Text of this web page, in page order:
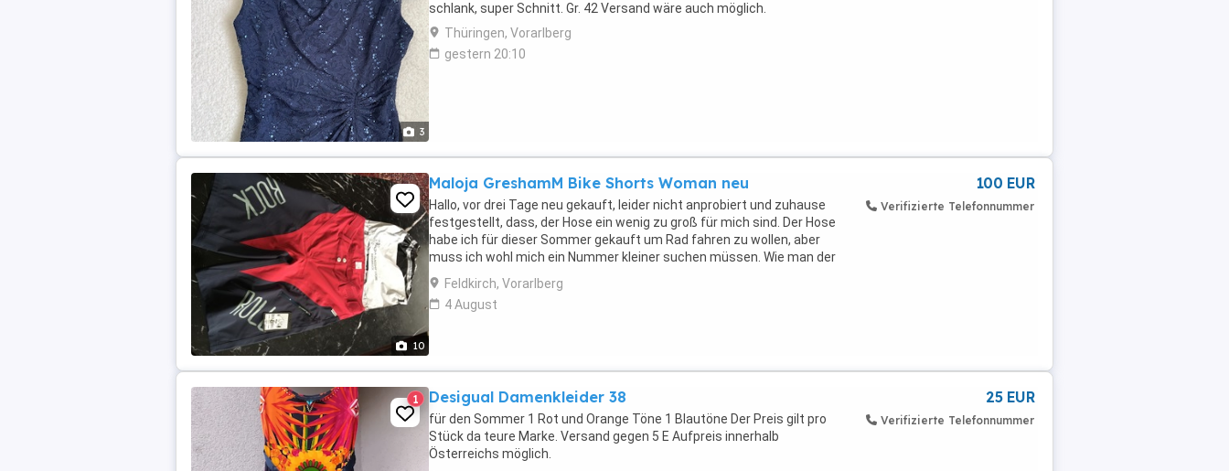
3
schlank, super Schnitt. Gr. 42 Versand wäre auch möglich.
Thüringen, Vorarlberg
gestern 20:10
10
Maloja GreshamM Bike Shorts Woman neu
Hallo, vor drei Tage neu gekauft, leider nicht anprobiert und zuhause
festgestellt, dass, der Hose ein wenig zu groß für mich sind. Der Hose
habe ich für dieser Sommer gekauft um Rad fahren zu wollen, aber
muss ich wohl mich ein Nummer kleiner suchen müssen. Wie man der
Fotos entnehmen kann, habe ...
Feldkirch, Vorarlberg
4 August
100 EUR
Verifizierte Telefonnummer
1 Desigual Damenkleider 38
für den Sommer 1 Rot und Orange Töne 1 Blautöne Der Preis gilt pro
Stück da teure Marke. Versand gegen 5 E Aufpreis innerhalb
Österreichs möglich.
25 EUR
Verifizierte Telefonnummer